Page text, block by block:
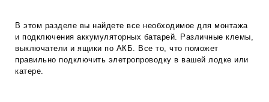
В этом разделе вы найдете все необходимое для монтажа
и подключения аккумуляторных батарей. Различные клемы,
выключатели и ящики по АКБ. Все то, что поможет
правильно подключить элетропроводку в вашей лодке или
катере.